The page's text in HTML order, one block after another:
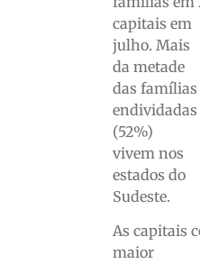
capitais em
julho. Mais
da metade
das famílias
endividadas
(52%)
vivem nos
estados do
Sudeste.
As capitais
maior